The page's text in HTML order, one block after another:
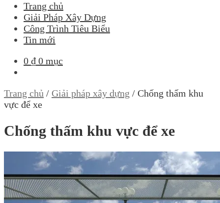
Trang chủ
Giải Pháp Xây Dựng
Công Trình Tiêu Biểu
Tin mới
0 ₫ 0 mục
Trang chủ / Giải pháp xây dựng / Chống thấm khu
vực để xe
Chống thấm khu vực để xe